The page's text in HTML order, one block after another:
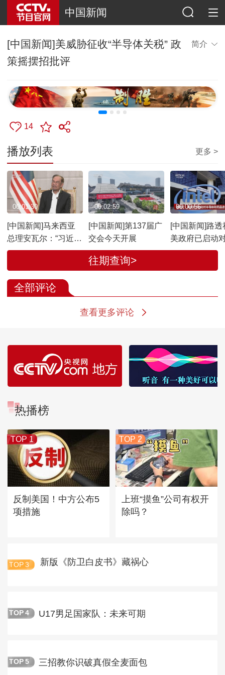
中国新闻
[中国新闻]美威胁征收“半导体关税” 政
策摇摆招批评
简介
14
播放列表 更多 >
[中国新闻]马来西亚
总理安瓦尔：“习近平
主席是具有深厚人文
00:01:30
[中国新闻]第137届广
交会今天开展
00:02:59
[中国新闻]路透
美政府已启动
体和药品进口
00:00:56
往期查询>
全部评论
查看更多评论
热播榜
TOP 1
反制美国！中方公布5
项措施
TOP 2
上班“摸鱼”公司有权开
除吗？
TOP 3 新版《防卫白皮书》藏祸心
TOP 4 U17男足国家队：未来可期
TOP 5 三招教你识破真假全麦面包